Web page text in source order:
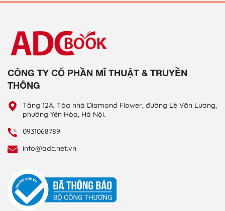
CÔNG TY CỔ PHẦN MĨ THUẬT & TRUYỀN
THÔNG
Tầng 12A, Tòa nhà Diamond Flower, đường Lê Văn Lương,
phường Yên Hòa, Hà Nội.
0931068789
info@adc.net.vn